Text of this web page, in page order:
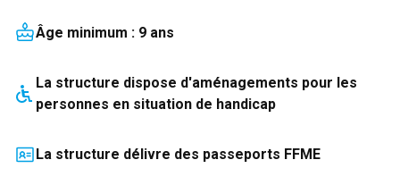
Âge minimum : 9 ans
La structure dispose d'aménagements pour les
personnes en situation de handicap
La structure délivre des passeports FFME